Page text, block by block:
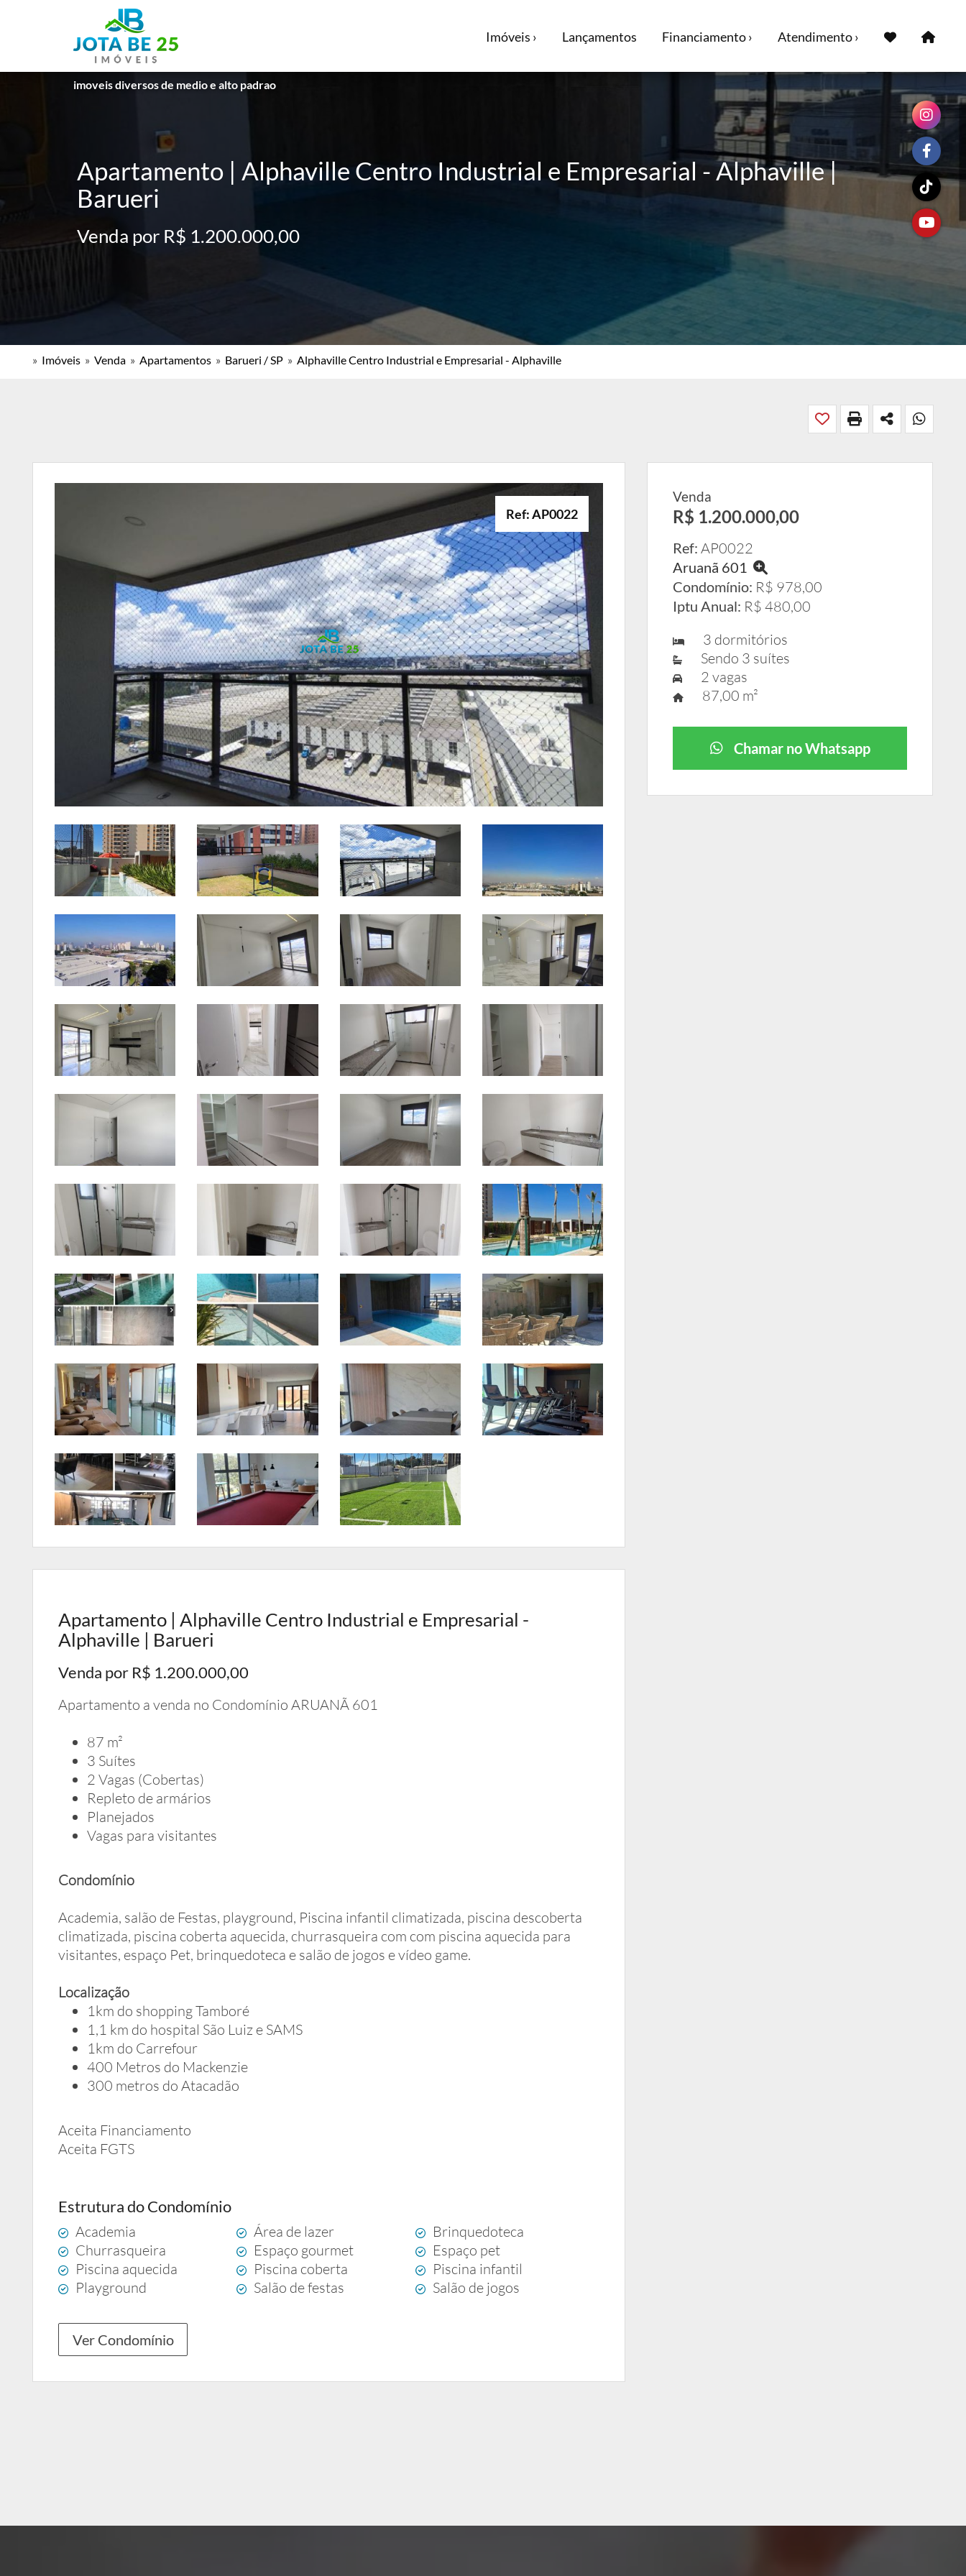
imoveis diversos de medio e alto padrao
Imóveis › Lançamentos Financiamento › Atendimento ›
Apartamento | Alphaville Centro Industrial e Empresarial - Alphaville |
Barueri
Venda por R$ 1.200.000,00
» Imóveis » Venda » Apartamentos » Barueri / SP » Alphaville Centro Industrial e Empresarial - Alphaville
Ref: AP0022
Apartamento | Alphaville Centro Industrial e Empresarial -
Alphaville | Barueri
Venda por R$ 1.200.000,00
Apartamento a venda no Condomínio ARUANÃ 601
87 m²
3 Suítes
2 Vagas (Cobertas)
Repleto de armários
Planejados
Vagas para visitantes
Condomínio
Academia, salão de Festas, playground, Piscina infantil climatizada, piscina descoberta
climatizada, piscina coberta aquecida, churrasqueira com com piscina aquecida para
visitantes, espaço Pet, brinquedoteca e salão de jogos e vídeo game.
Localização
1km do shopping Tamboré
1,1 km do hospital São Luiz e SAMS
1km do Carrefour
400 Metros do Mackenzie
300 metros do Atacadão
Aceita Financiamento
Aceita FGTS
Estrutura do Condomínio
Academia Área de lazer
Brinquedoteca
Churrasqueira
Espaço gourmet
Espaço pet
Piscina aquecida
Piscina coberta
Piscina infantil
Playground
Salão de festas Salão de jogos
Ver Condomínio
Venda
R$ 1.200.000,00
Ref: AP0022
Aruanã 601
Condomínio: R$ 978,00
Iptu Anual: R$ 480,00
3 dormitórios
Sendo 3 suítes
2 vagas
87,00 m²
Chamar no Whatsapp